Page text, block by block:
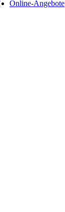
Online-Angebote